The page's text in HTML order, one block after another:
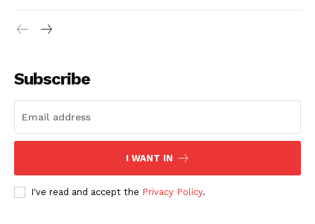
Subscribe
I WANT IN
I've read and accept the Privacy Policy.